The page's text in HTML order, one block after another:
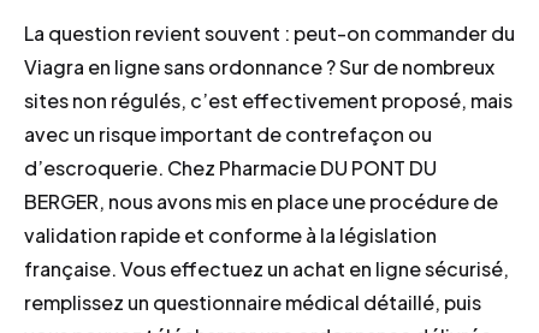
La question revient souvent : peut-on commander du
Viagra en ligne sans ordonnance ? Sur de nombreux
sites non régulés, c’est effectivement proposé, mais
avec un risque important de contrefaçon ou
d’escroquerie. Chez Pharmacie DU PONT DU
BERGER, nous avons mis en place une procédure de
validation rapide et conforme à la législation
française. Vous effectuez un achat en ligne sécurisé,
remplissez un questionnaire médical détaillé, puis